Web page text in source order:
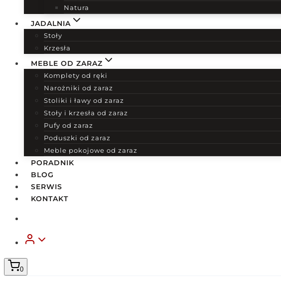
Natura
JADALNIA
Stoły
Krzesła
MEBLE OD ZARAZ
Komplety od ręki
Narożniki od zaraz
Stoliki i ławy od zaraz
Stoły i krzesła od zaraz
Pufy od zaraz
Poduszki od zaraz
Meble pokojowe od zaraz
PORADNIK
BLOG
SERWIS
KONTAKT
0